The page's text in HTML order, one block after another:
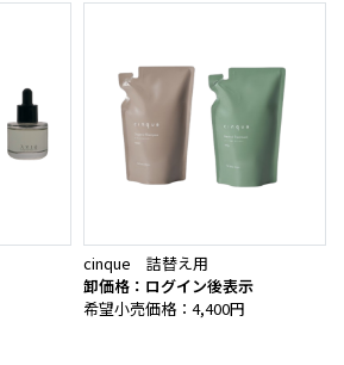
cinque 詰替え用
卸価格：ログイン後表示
希望小売価格：4,400円